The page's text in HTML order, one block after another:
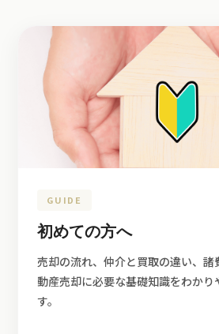
GUIDE
初めての方へ
売却の流れ、仲介と買取の違い、諸
動産売却に必要な基礎知識をわかり
す。